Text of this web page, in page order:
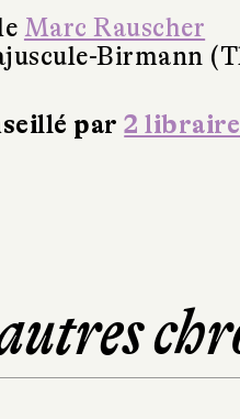
Marc Rauscher
Birmann
par2